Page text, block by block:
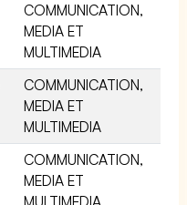
COMMUNICATION,
MEDIA ET
MULTIMEDIA
COMMUNICATION,
MEDIA ET
MULTIMEDIA
COMMUNICATION,
MEDIA ET
MULTIMEDIA